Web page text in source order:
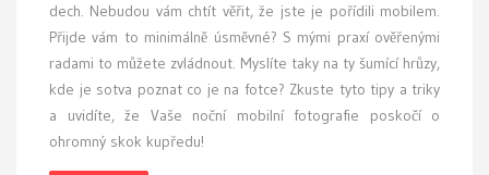
dech. Nebudou vám chtít věřit, že jste je pořídili mobilem.
Přijde vám to minimálně úsměvné? S mými praxí ověřenými
radami to můžete zvládnout. Myslíte taky na ty šumící hrůzy,
kde je sotva poznat co je na fotce? Zkuste tyto tipy a triky
a uvidíte, že Vaše noční mobilní fotografie poskočí o
ohromný skok kupředu!